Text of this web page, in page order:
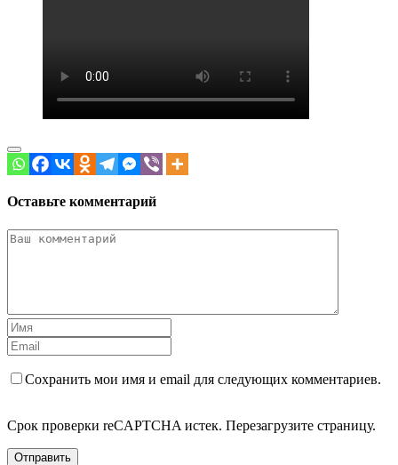
Оставьте комментарий
Сохранить мои имя и email для следующих комментариев.
Срок проверки reCAPTCHA истек. Перезагрузите страницу.
Отправить